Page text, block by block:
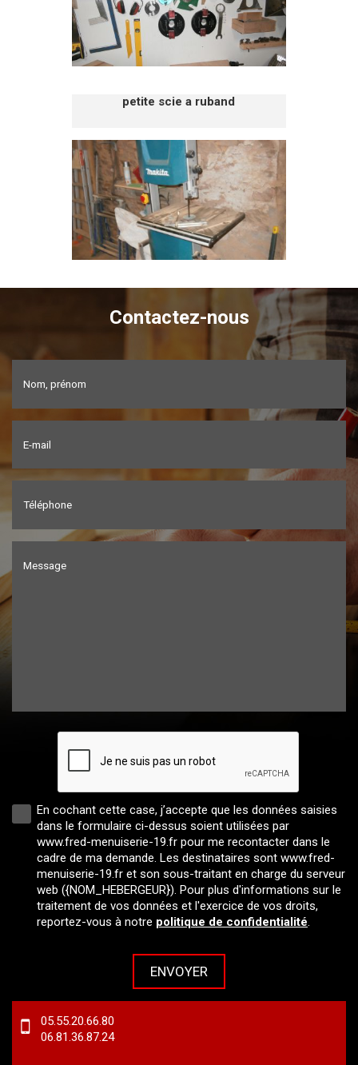
petite scie a ruband
Contactez-nous
Nom, prénom
E-mail
Téléphone
Message
En cochant cette case, j’accepte que les données saisies
dans le formulaire ci-dessus soient utilisées par
www.fred-menuiserie-19.fr pour me recontacter dans le
cadre de ma demande. Les destinataires sont www.fred-
menuiserie-19.fr et son sous-traitant en charge du serveur
web ({NOM_HEBERGEUR}). Pour plus d'informations sur le
traitement de vos données et l'exercice de vos droits,
reportez-vous à notre politique de confidentialité.
05.55.20.66.80
06.81.36.87.24